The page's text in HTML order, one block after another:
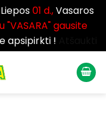
01 d.,Vasaros
"VASARA" gausite
apsipirkti !